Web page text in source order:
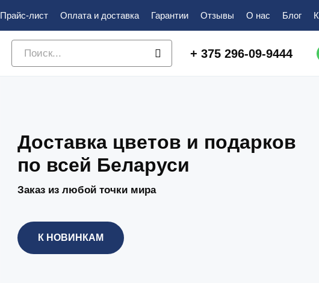
Прайс-лист Оплата и доставка Гарантии Отзывы О нас Блог
+ 375 296-09-9444
Доставка цветов и подарков
по всей Беларуси
Заказ из любой точки мира
К НОВИНКАМ